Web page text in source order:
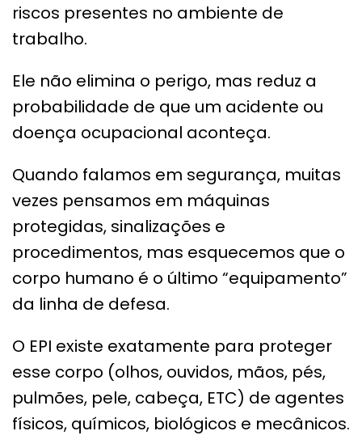
riscos presentes no ambiente de
trabalho.
Ele não elimina o perigo, mas reduz a
probabilidade de que um acidente ou
doença ocupacional aconteça.
Quando falamos em segurança, muitas
vezes pensamos em máquinas
protegidas, sinalizações e
procedimentos, mas esquecemos que o
corpo humano é o último “equipamento”
da linha de defesa.
O EPI existe exatamente para proteger
esse corpo (olhos, ouvidos, mãos, pés,
pulmões, pele, cabeça, ETC) de agentes
físicos, químicos, biológicos e mecânicos.